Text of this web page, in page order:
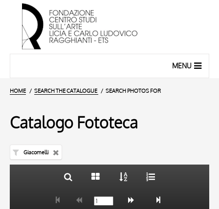
MENU
HOME SEARCH THE CATALOGUE SEARCH PHOTOS FOR
Catalogo Fototeca
Giacomelli
AUTHOR